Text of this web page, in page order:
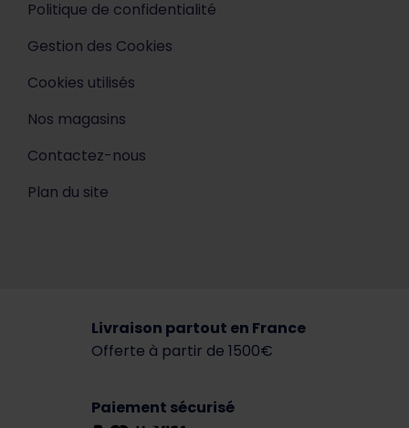
Politique de confidentialité
Gestion des Cookies
Cookies utilisés
Nos magasins
Contactez-nous
Plan du site
Livraison partout en France
Offerte à partir de 1500€
Paiement sécurisé